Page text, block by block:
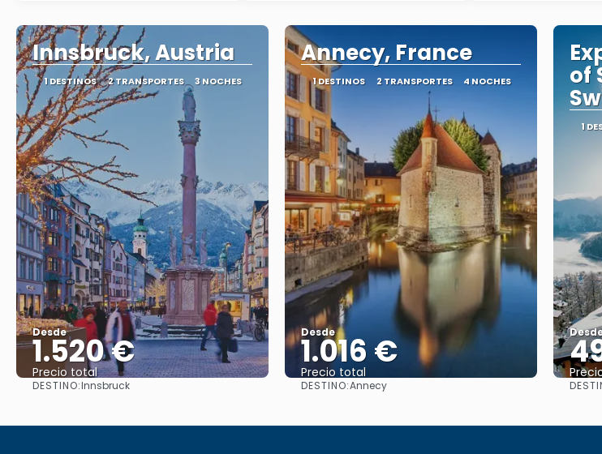
Innsbruck, Austria
1 DESTINOS 2 TRANSPORTES 3 NOCHES
Desde
1.520 €
Precio total
DESTINO:Innsbruck
Annecy, France
1 DESTINOS 2 TRANSPORTES 4 NOCHES
Desde
1.016 €
Precio total
DESTINO:Annecy
of
1